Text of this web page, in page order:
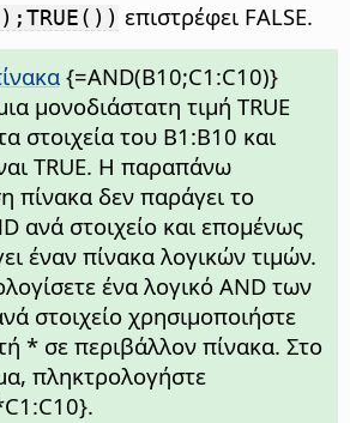
επιστρέφει FALSE.
{=AND(B10;C1:C10)}
μονοδιάστατη τιμή TRUE
στοιχεία του B1:B10 και
TRUE. Η παραπάνω
πίνακα δεν παράγει το
ανά στοιχείο και επομένως
έναν πίνακα λογικών τιμών.
ένα λογικό AND των
στοιχείο χρησιμοποιήστε
* σε περιβάλλον πίνακα. Στο
πληκτρολογήστε